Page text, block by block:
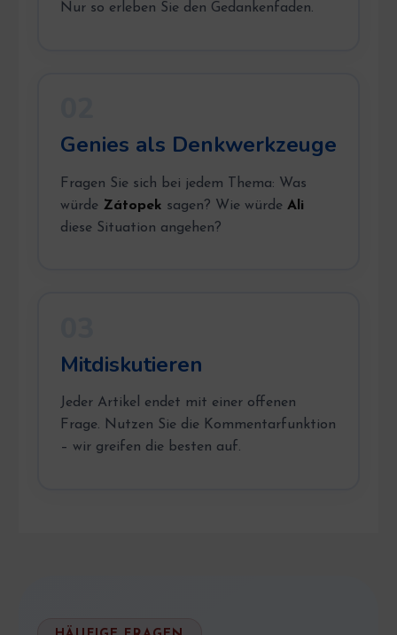
Nur so erleben Sie den Gedankenfaden.
Genies als Denkwerkzeuge
Fragen Sie sich bei jedem Thema: Was
würde Zátopek sagen? Wie würde Ali
diese Situation angehen?
Mitdiskutieren
Jeder Artikel endet mit einer offenen
Frage. Nutzen Sie die Kommentarfunktion
– wir greifen die besten auf.